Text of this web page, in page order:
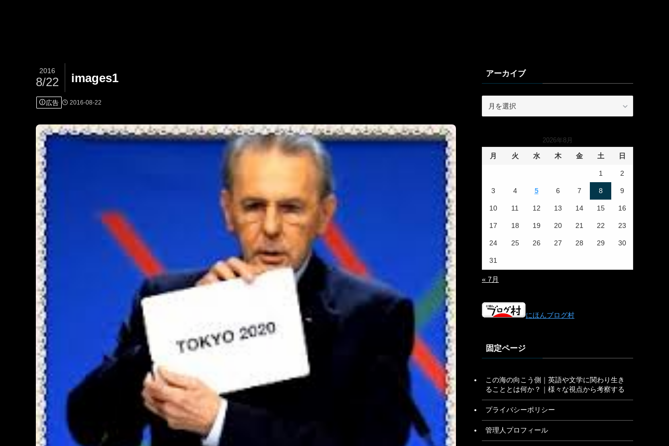
images1
2016
8/22
広告 2016-08-22
アーカイブ
2026年8月
月 火 水 木 金 土 日
1 2
3 4 5 6 7 8 9
10 11 12 13 14 15 16
17 18 19 20 21 22 23
24 25 26 27 28 29 30
31
« 7月
にほんブログ村
固定ページ
この海の向こう側｜英語や文学に関わり生き
ることとは何か？｜様々な視点から考察する
プライバシーポリシー
管理人プロフィール